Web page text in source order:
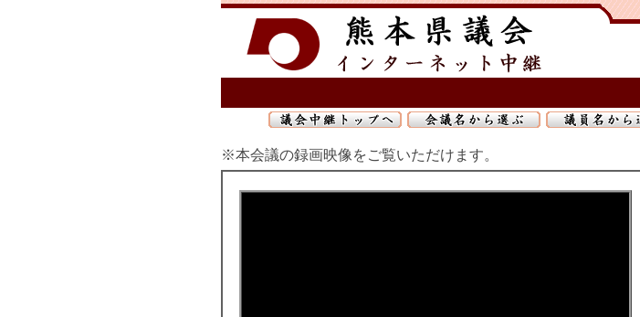
※本会議の録画映像をご覧いただけます。